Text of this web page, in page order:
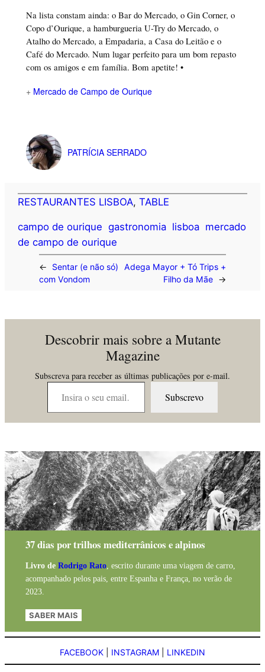
Na lista constam ainda: o Bar do Mercado, o Gin Corner, o
Copo d’Ourique, a hamburgueria U-Try do Mercado, o
Atalho do Mercado, a Empadaria, a Casa do Leitão e o
Café do Mercado. Num lugar perfeito para um bom repasto
com os amigos e em família. Bom apetite! •
+ Mercado de Campo de Ourique
PATRÍCIA SERRADO
RESTAURANTES LISBOA, TABLE
campo de ourique gastronomia lisboa mercado
de campo de ourique
←
Sentar (e não só)
com Vondom
Adega Mayor + Tó Trips +
Filho da Mãe
→
Descobrir mais sobre a Mutante
Magazine
Subscreva para receber as últimas publicações por e-mail.
Insira o seu email…
Subscrevo
37 dias por trilhos mediterrânicos e alpinos
Livro de Rodrigo Rato, escrito durante uma viagem de carro,
acompanhado pelos pais, entre Espanha e França, no verão de
2023.
SABER MAIS
FACEBOOK INSTAGRAM LINKEDIN